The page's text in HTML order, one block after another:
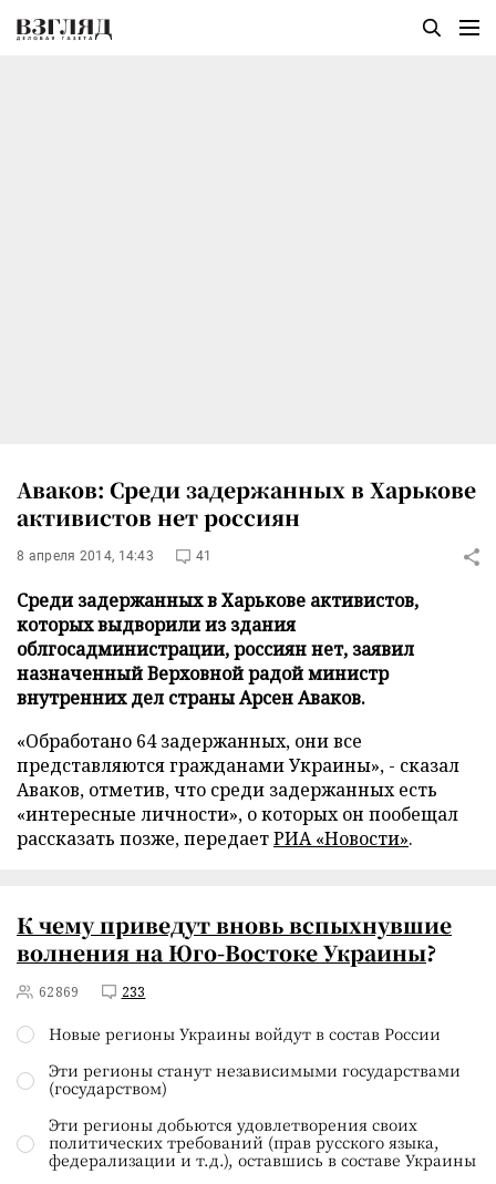
Аваков: Среди задержанных в Харькове
активистов нет россиян
8 апреля 2014, 14:43 41
Среди задержанных в Харькове активистов,
которых выдворили из здания
облгосадминистрации, россиян нет, заявил
назначенный Верховной радой министр
внутренних дел страны Арсен Аваков.
«Обработано 64 задержанных, они все
представляются гражданами Украины», - сказал
Аваков, отметив, что среди задержанных есть
«интересные личности», о которых он пообещал
рассказать позже, передаетРИА «Новости».
К чему приведут вновь вспыхнувшие
волнения на Юго-Востоке Украины?
62869 233
Новые регионы Украины войдут в состав России
Эти регионы станут независимыми государствами
(государством)
Эти регионы добьются удовлетворения своих
политических требований (прав русского языка,
федерализации и т.д.), оставшись в составе Украины